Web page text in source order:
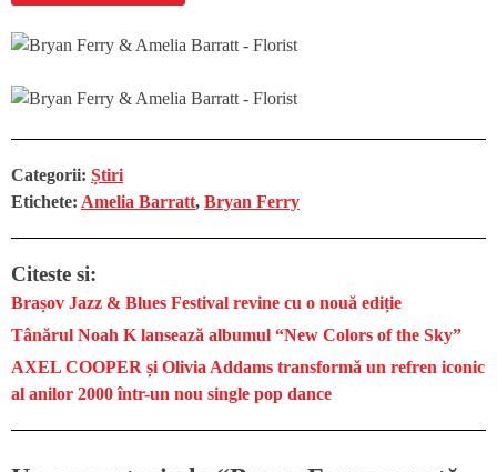
Categorii: Știri
Etichete: Amelia Barratt, Bryan Ferry
Citeste si:
Brașov Jazz & Blues Festival revine cu o nouă ediție
Tânărul Noah K lansează albumul “New Colors of the Sky”
AXEL COOPER și Olivia Addams transformă un refren iconic
al anilor 2000 într-un nou single pop dance